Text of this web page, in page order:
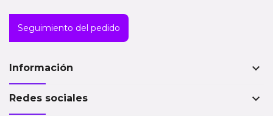
Seguimiento del pedido
Información keyboard_arrow_down
Redes sociales keyboard_arrow_down